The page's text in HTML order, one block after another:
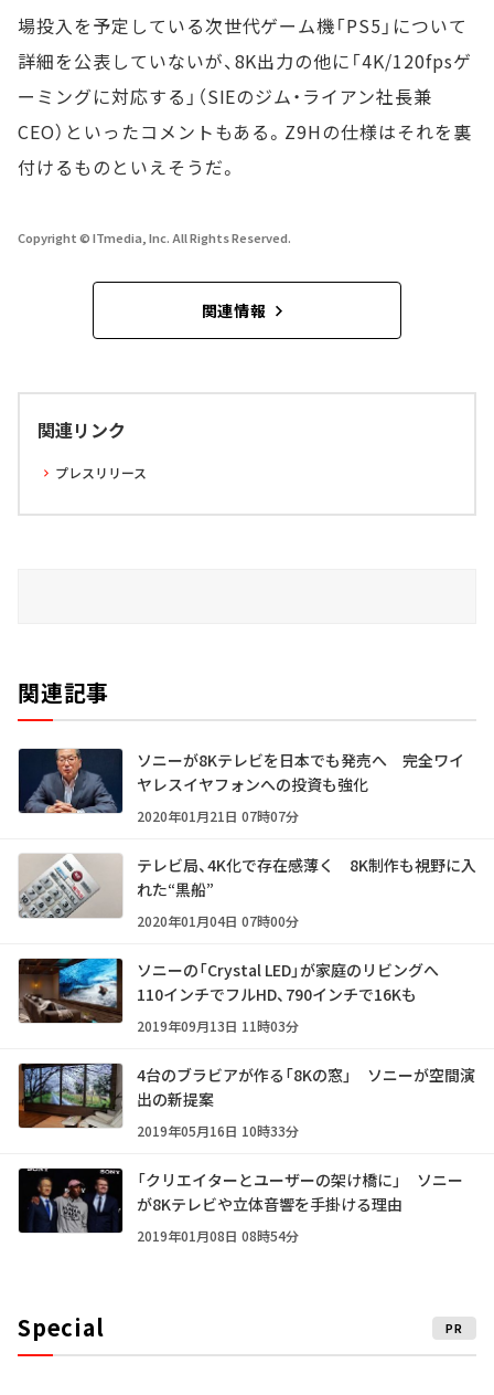
場投入を予定している次世代ゲーム機「PS5」について
詳細を公表していないが、8K出力の他に「4K/120fpsゲ
ーミングに対応する」（SIEのジム・ライアン社長兼
CEO）といったコメントもある。Z9Hの仕様はそれを裏
付けるものといえそうだ。
Copyright © ITmedia, Inc. All Rights Reserved.
関連情報
関連リンク
プレスリリース
関連記事
ソニーが8Kテレビを日本でも発売へ 完全ワイ
ヤレスイヤフォンへの投資も強化
2020年01月21日 07時07分
テレビ局、4K化で存在感薄く 8K制作も視野に入
れた“黒船”
2020年01月04日 07時00分
ソニーの「Crystal LED」が家庭のリビングへ
110インチでフルHD、790インチで16Kも
2019年09月13日 11時03分
4台のブラビアが作る「8Kの窓」 ソニーが空間演
出の新提案
2019年05月16日 10時33分
「クリエイターとユーザーの架け橋に」 ソニー
が8Kテレビや立体音響を手掛ける理由
2019年01月08日 08時54分
Special PR